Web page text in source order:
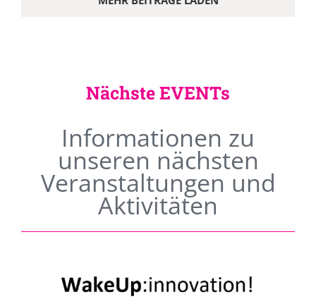
Nächste EVENTs
Informationen zu
unseren nächsten
Veranstaltungen und
Aktivitäten